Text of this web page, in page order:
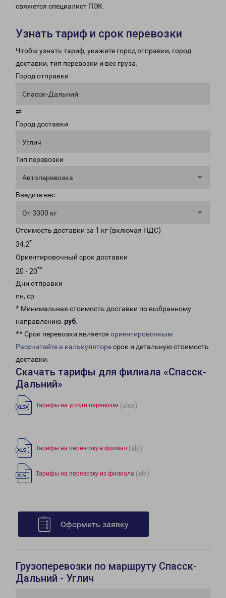
свяжется специалист ПЭК.
Узнать тариф и срок перевозки
Чтобы узнать тариф, укажите город отправки, город
доставки, тип перевозки и вес груза.
Город отправки
Спасск-Дальний
⇄
Город доставки
Углич
Тип перевозки
Автоперевозка
Введите вес
От 3000 кг
Стоимость доставки за 1 кг (включая НДС)
34.2*
Ориентировочный срок доставки
20 - 20**
Дни отправки
пн, ср
* Минимальная стоимость доставки по выбранному
направлению: руб.
** Срок перевозки является ориентировочным
Рассчитайте в калькуляторесрок и детальную стоимость
доставки.
Скачать тарифы для филиала «Спасск-
Дальний»
Тарифы на услуги перевозки (xlsx)
Тарифы на перевозку в филиал (xls)
Тарифы на перевозку из филиала (xls)
Оформить заявку
Грузоперевозки по маршруту Спасск-
Дальний - Углич